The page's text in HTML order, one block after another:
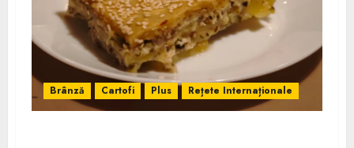
Brânză Cartofi Plus Rețete Internaționale